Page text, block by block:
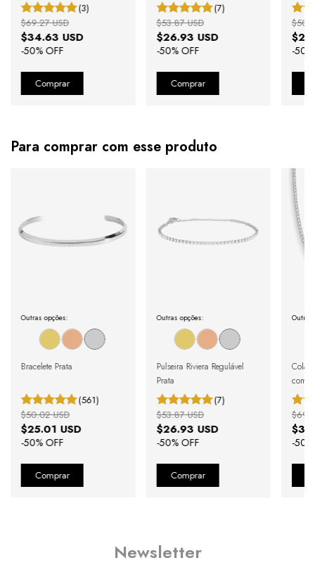
(3)
$34.63 USD
-50% OFF
$69.27 USD
(7)
$26.93 USD
-50% OFF
$53.87 USD
-50
Para comprar com esse produto
Outras opções:
Bracelete Prata
(561)
$25.01 USD
-50% OFF
$50.02 USD
Outras opções:
Pulseira Riviera Regulável
Prata
(7)
$26.93 USD
-50% OFF
$53.87 USD
Outras
Colar
com
-50
Newsletter